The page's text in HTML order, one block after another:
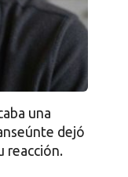
una
dejó
reacción.